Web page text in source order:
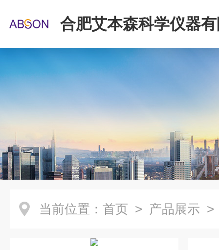
合肥艾本森科学仪器
当前位置： 首页 > 产品展示